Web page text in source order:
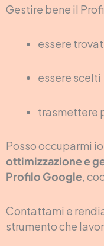
Gestire bene il
essere
essere scelti
trasmettere
Posso occuparmi
ottimizzazione e
Profilo Google,
Contattami e
strumento che